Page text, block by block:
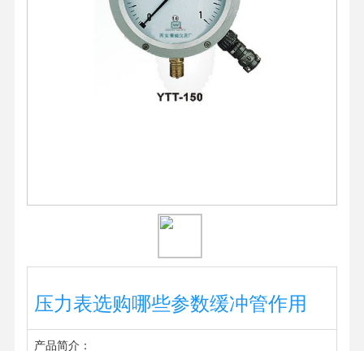
压力表选购哪些参数缓冲管作用
产品简介：